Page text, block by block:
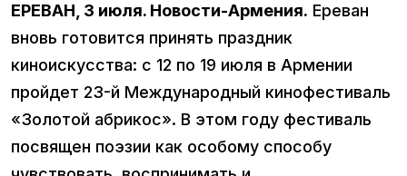
ЕРЕВАН, 3 июля. Новости-Армения. Ереван
вновь готовится принять праздник
киноискусства: с 12 по 19 июля в Армении
пройдет 23-й Международный кинофестиваль
«Золотой абрикос». В этом году фестиваль
посвящен поэзии как особому способу